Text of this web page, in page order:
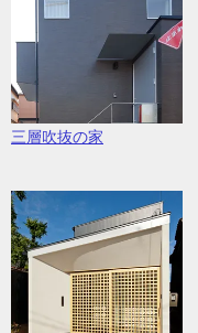
三層吹抜の家